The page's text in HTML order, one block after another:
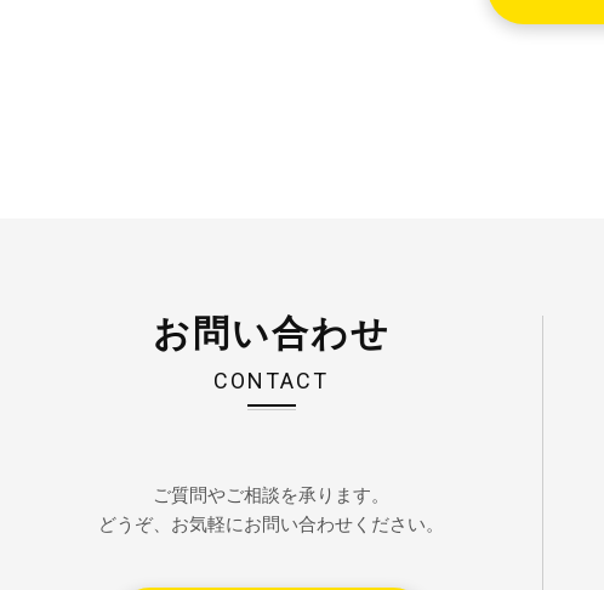
お問い合わせ
CONTACT
ご質問やご相談を承ります。
どうぞ、お気軽にお問い合わせください。